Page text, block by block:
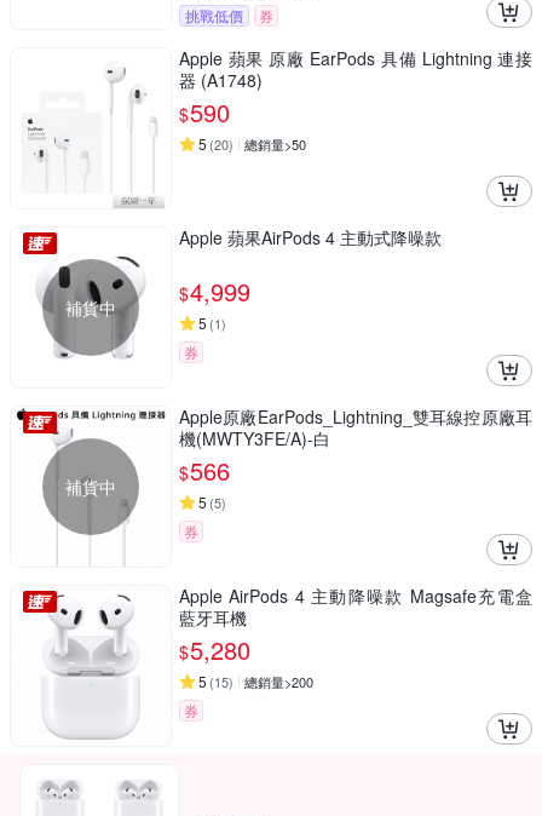
挑戰低價 券
Apple 蘋果 原廠 EarPods 具備 Lightning 連接
器 (A1748)
$590
5 (20) 總銷量>50
補貨中
Apple 蘋果AirPods 4 主動式降噪款
$4,999
5 (1)
券
補貨中
Apple原廠EarPods_Lightning_雙耳線控原廠耳
機(MWTY3FE/A)-白
$566
5 (5)
券
Apple AirPods 4 主動降噪款 Magsafe充電盒
藍牙耳機
$5,280
5 (15) 總銷量>200
券